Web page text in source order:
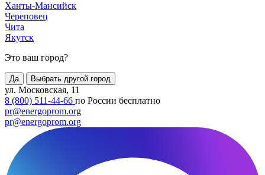
Ханты-Мансийск
Череповец
Чита
Якутск
Это ваш город?
Да Выбрать другой город
ул. Московская, 11
8 (800) 511-44-66 по России бесплатно
pr@energoprom.org
pr@energoprom.org